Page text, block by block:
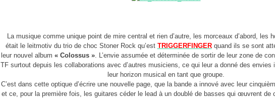
La musique comme unique point de mire central et rien d’autre, les morceaux d’abord, les
était le leitmotiv du trio de choc Stoner Rock qu’est TRIGGERFINGERquand ils se sont
leur nouvel album « Colossus ». L’envie assumée et déterminée de sortir de leur zone de
TF surtout depuis les collaborations avec d’autres musiciens, ce qui leur a donné des envies
leur horizon musical en tant que groupe.
C’est dans cette optique d’écrire une nouvelle page, que la bande a innové avec leur
et ce, pour la première fois, les guitares céder le lead à un doublé de basses qui œuvrent de